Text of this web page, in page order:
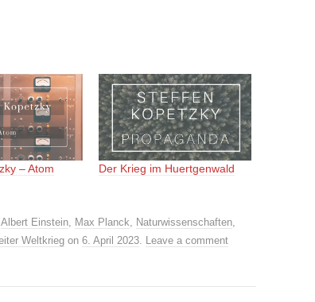
– Atom Der Krieg im Huertgenwald
Albert Einstein, Max Planck, Naturwissenschaften,
Weltkrieg on 6. April 2023. Leave a comment